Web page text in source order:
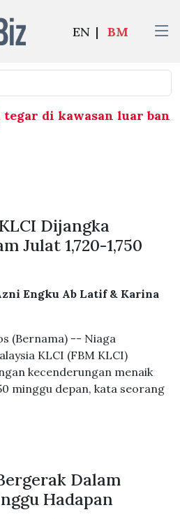
EN | BM
di kawasan luar bandar
Dijangka
Julat 1,720-1,750
Engku Ab Latif & Karina
(Bernama) -- Niaga
KLCI (FBM KLCI)
kecenderungan menaik
minggu depan, kata seorang
Dalam
Hadapan